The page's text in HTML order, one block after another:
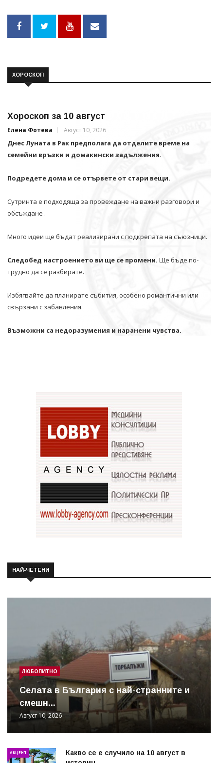
ХОРОСКОП
Хороскоп за 10 август
Елена Фотева Август 10, 2026
Днес Луната в Рак предполага да отделите време на
семейни връзки и домакински задължения.
Подредете дома и се отървете от стари вещи.
Сутринта е подходяща за провеждане на важни разговори и
обсъждане .
Много идеи ще бъдат реализирани с подкрепата на съюзници.
Следобед настроението ви ще се промени. Ще бъде по-
трудно да се разбирате.
Избягвайте да планирате събития, особено романтични или
свързани с забавления.
Възможни са недоразумения и наранени чувства.
НАЙ-ЧЕТЕНИ
ЛЮБОПИТНО
Cелата в България с най-странните и
смешн...
Август 10, 2026
АКЦЕНТ
Какво се е случило на 10 август в